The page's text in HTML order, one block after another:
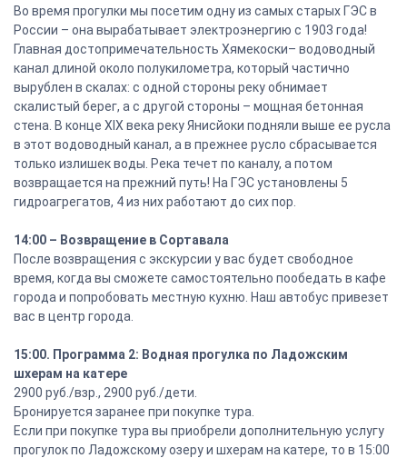
Во время прогулки мы посетим одну из самых старых ГЭС в
России – она вырабатывает электроэнергию с 1903 года!
Главная достопримечательность Хямекоски– водоводный
канал длиной около полукилометра, который частично
вырублен в скалах: с одной стороны реку обнимает
скалистый берег, а с другой стороны – мощная бетонная
стена. В конце XIX века реку Янисйоки подняли выше ее русла
в этот водоводный канал, а в прежнее русло сбрасывается
только излишек воды. Река течет по каналу, а потом
возвращается на прежний путь! На ГЭС установлены 5
гидроагрегатов, 4 из них работают до сих пор.
14:00 – Возвращение в Сортавала
После возвращения с экскурсии у вас будет свободное
время, когда вы сможете самостоятельно пообедать в кафе
города и попробовать местную кухню. Наш автобус привезет
вас в центр города.
15:00. Программа 2: Водная прогулка по Ладожским
шхерам на катере
2900 руб./взр., 2900 руб./дети.
Бронируется заранее при покупке тура.
Если при покупке тура вы приобрели дополнительную услугу
прогулок по Ладожскому озеру и шхерам на катере, то в 15:00